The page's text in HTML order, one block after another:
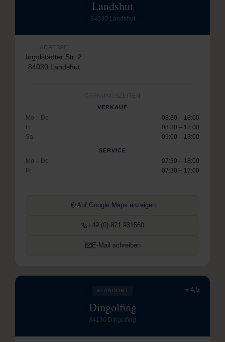
Landshut
84030 Landshut
ADRESSE
Ingolstädter Str. 2
84030 Landshut
ÖFFNUNGSZEITEN
VERKAUF
Mo – Do
08:30 – 18:00
Fr
08:30 – 17:00
Sa
09:00 – 13:00
SERVICE
Mo – Do
07:30 – 18:00
Fr
07:30 – 17:00
Auf Google Maps anzeigen
+49 (0) 871 931560
E-Mail schreiben
★4,5
STANDORT
Dingolfing
84130 Dingolfing